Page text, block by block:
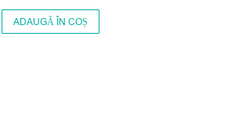
ADAUGĂ ÎN COȘ